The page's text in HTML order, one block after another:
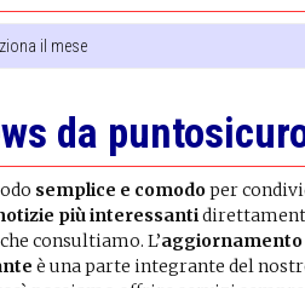
da
semplice e comodoper
più interessanti
che consultiamo. L’aggiornamento
è una parte integrante del